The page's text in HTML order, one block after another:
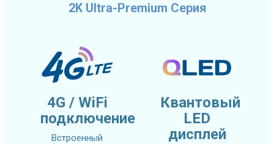
2K Ultra-Premium Серия
4G / WiFi
подключение
Встроенный
Квантовый
LED
дисплей